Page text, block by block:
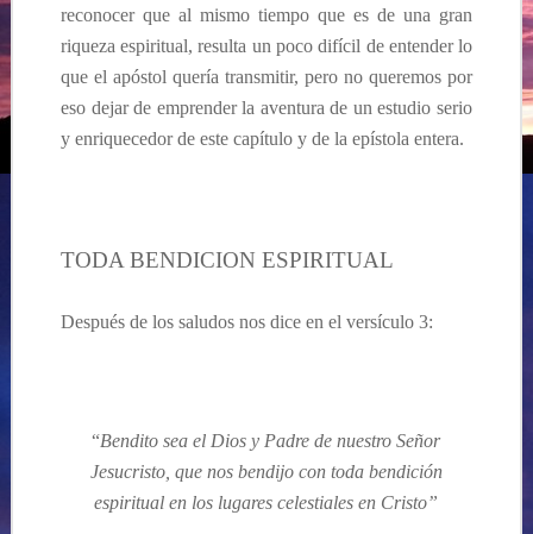
reconocer que al mismo tiempo que es de una gran
riqueza espiritual, resulta un poco difícil de entender lo
que el apóstol quería transmitir, pero no queremos por
eso dejar de emprender la aventura de un estudio serio
y enriquecedor de este capítulo y de la epístola entera.
TODA BENDICION ESPIRITUAL
Después de los saludos nos dice en el versículo 3:
“Bendito sea el Dios y Padre de nuestro Señor
Jesucristo, que nos bendijo con toda bendición
espiritual en los lugares celestiales en Cristo”